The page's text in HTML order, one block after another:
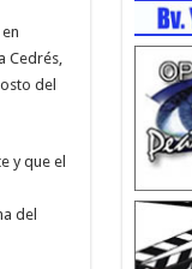
Cedrés,
del
y que el
del